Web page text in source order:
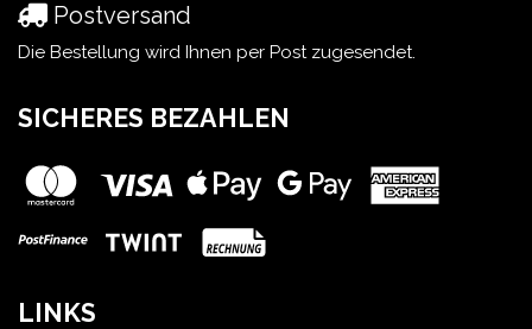
Postversand
Die Bestellung wird Ihnen per Post zugesendet.
SICHERES BEZAHLEN
LINKS